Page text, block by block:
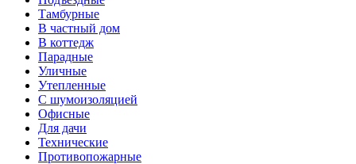
Тамбурные
В частный дом
В коттедж
Парадные
Уличные
Утепленные
C шумоизоляцией
Офисные
Для дачи
Технические
Противопожарные